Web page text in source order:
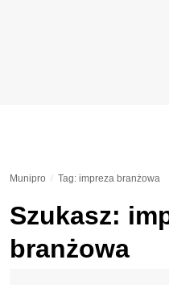
Munipro Tag: impreza branżowa
Szukasz:
branżowa